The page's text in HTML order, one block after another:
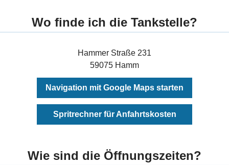
Wo finde ich die Tankstelle?
Hammer Straße 231
59075 Hamm
Navigation mit Google Maps starten
Spritrechner für Anfahrtskosten
Wie sind die Öffnungszeiten?